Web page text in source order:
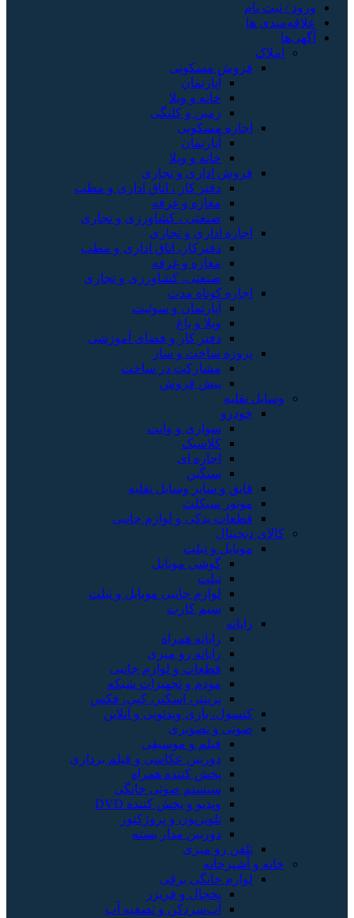
ورود / ثبت نام
علاقه‌مندی ها
آگهی‌ها
املاک
فروش مسکونی
آپارتمان
خانه و ویلا
زمین و کلنگی
اجاره مسکونی
آپارتمان
خانه و ویلا
فروش اداری و تجاری
دفتر کار ، اتاق اداری و مطب
مغازه و غرفه
صنعتی ، کشاورزی و تجاری
اجاره اداری و تجاری
دفترکار، اتاق اداری و مطب
مغازه و غرفه
صنعتی، کشاورزی و تجاری
اجاره کوتاه مدت
آپارتمان و سوئیت
ویلا و باغ
دفتر کار و فضای آموزشی
پروژه ساخت و ساز
مشارکت در ساخت
پیش فروش
وسایل نقلیه
خودرو
سواری و وانت
کلاسیک
اجاره ای
سنگین
قایق و سایر وسایل نقلیه
موتور سیکلت
قطعات یدکی و لوازم جانبی
کالای دیجیتال
موبایل و تبلت
گوشی موبایل
تبلت
لوازم جانبی موبایل و تبلت
سیم کارت
رایانه
رایانه همراه
رایانه رو میزی
قطعات و لوازم جانبی
مودم و تجهیزات شبکه
پرینتر، اسکنر، کپی، فکس
کنسول، بازی‌ ویدئویی و آنلاین
صوتی و تصویری
فیلم و موسیقی
دوربین عکاسی و فیلم برداری
پخش کننده همراه
سیستم صوتی خانگی
ویدیو و پخش کننده DVD
تلویزیون و پروژکتور
دوربین مدار بسته
تلفن رو میزی
خانه و آشپزخانه
لوازم خانگی برقی
یخچال و فریزر
آب‌سردکن و تصفیه آب